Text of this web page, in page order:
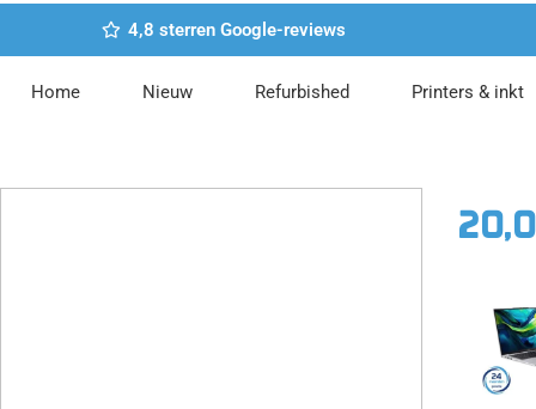
4,8 sterren Google-reviews
Home Nieuw Refurbished Printers & inkt
product
heeft
variaties.